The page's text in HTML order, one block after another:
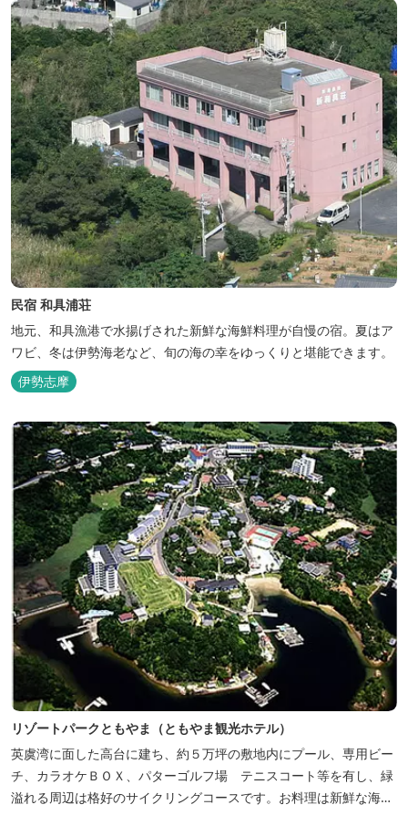
民宿 和具浦荘
地元、和具漁港で水揚げされた新鮮な海鮮料理が自慢の宿。夏はア
ワビ、冬は伊勢海老など、旬の海の幸をゆっくりと堪能できます。
伊勢志摩
リゾートパークともやま（ともやま観光ホテル）
英虞湾に面した高台に建ち、約５万坪の敷地内にプール、専用ビー
チ、カラオケＢＯＸ、パターゴルフ場 テニスコート等を有し、緑
溢れる周辺は格好のサイクリングコースです。お料理は新鮮な海の